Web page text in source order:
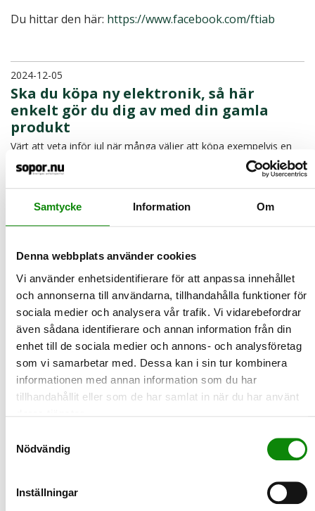
Samtycke Information Om
Denna webbplats använder cookies
Vi använder enhetsidentifierare för att anpassa innehållet
och annonserna till användarna, tillhandahålla funktioner för
sociala medier och analysera vår trafik. Vi vidarebefordrar
även sådana identifierare och annan information från din
enhet till de sociala medier och annons- och analysföretag
som vi samarbetar med. Dessa kan i sin tur kombinera
informationen med annan information som du har
tillhandahållit eller som de har samlat in när du har använt
Nödvändig
Inställningar
Du hittar den här: https://www.facebook.com/ftiab
2024-12-05
Ska du köpa ny elektronik, så här
enkelt gör du dig av med din gamla
produkt
Värt att veta inför jul när många väljer att köpa exempelvis en
ny adventsljusstake, ljusslinga till julgranen eller…
LÄS MER
Sommaren 2024 kanske kommer att gå till historien som den då
flergångs blev standard för snabbmat. För när Sveriges…
LÄS MER
2024-11-29
Black Fridag och vi uppmanar dig att
lämna dina förpackningar till
återvinning
Black Friday - En dag som är starkt ihopkopplad med ökad
LÄS MER
2024-11-27